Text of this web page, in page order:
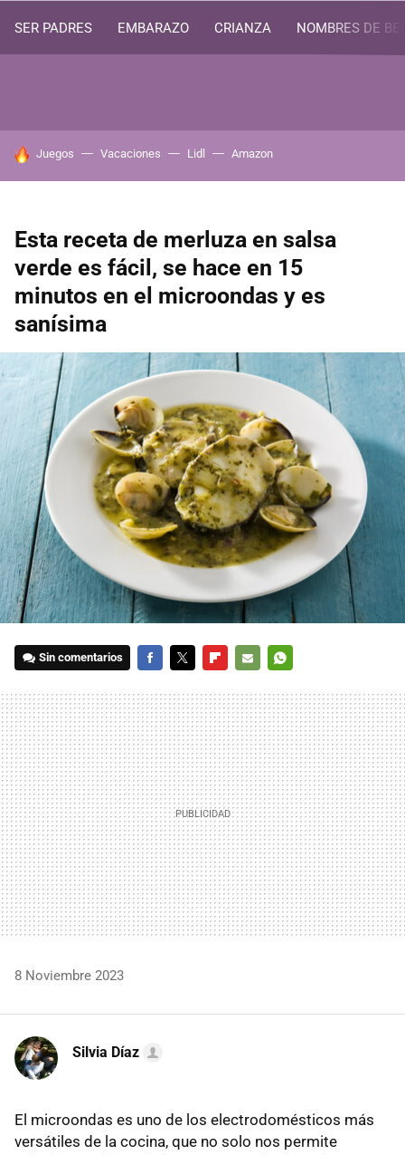
SER PADRES EMBARAZO CRIANZA NOMBRES DE
HOY SE HABLA DE
Juegos Vacaciones Lidl Amazon
Esta receta de merluza en salsa
verde es fácil, se hace en 15
minutos en el microondas y es
sanísima
Sin comentarios
MAIL
8 Noviembre 2023
Silvia Díaz
El microondas es uno de los electrodomésticos más
versátiles de la cocina, que no solo nos permite